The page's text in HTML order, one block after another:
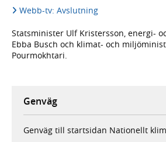
Webb-tv: Avslutning
Statsminister Ulf Kristersson, energi-
Ebba Busch och klimat- och
Pourmokhtari.
Genväg
Genväg till startsidan Nationellt